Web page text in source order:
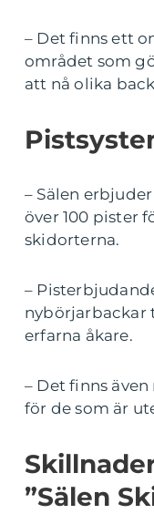
– Det finns ett
området som
att nå olika
– Sälen
över 100 pister
skidorterna.
–
nybörjarbackar
erfarna åkare.
– Det finns
för de som är
”Sälen